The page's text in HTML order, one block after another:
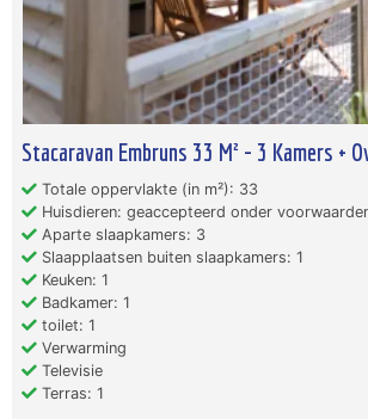
Stacaravan Embruns 33 M² - 3 Kamers +
Totale oppervlakte (in m²): 33
Huisdieren: geaccepteerd onder
Aparte slaapkamers: 3
Slaapplaatsen buiten slaapkamers: 1
Keuken: 1
Badkamer: 1
toilet: 1
Verwarming
Televisie
Terras: 1